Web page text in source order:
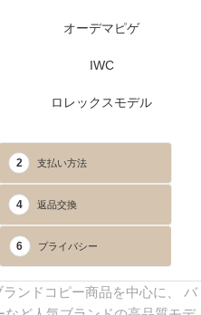
オーデマピゲ
IWC
ロレックスモデル
2 支払い方法
4 返品交換
6 プライバシー
ンドコピー商品を中心に、 バ